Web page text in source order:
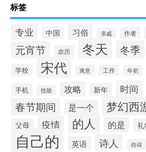
标签
专业 中国 习俗 亲戚 作者
元宵节 农历 冬天 冬季
学校 宋代 寓意 工作 年初
手机 技能 攻略 新年 时间
春节期间 是一个 梦幻西
父母 疫情 的人 的是 礼
自己的 英语 诗人 诗词